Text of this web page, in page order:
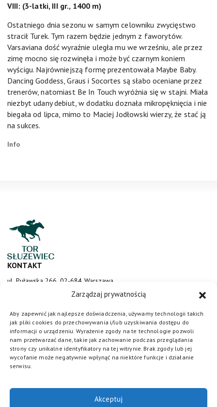
Zarządzaj prywatnością
Aby zapewnić jak najlepsze doświadczenia, używamy technologii takich
jak pliki cookies do przechowywania i/lub uzyskiwania dostępu do
informacji o urządzeniu. Wyrażenie zgody na te technologie pozwoli
nam przetwarzać dane, takie jak zachowanie podczas przeglądania
strony czy unikalne identyfikatory na tej witrynie. Brak zgody lub jej
wycofanie może negatywnie wpłynąć na niektóre funkcje i działanie
serwisu.
Akceptuj
VIII: (3-latki, III gr., 1400 m)
Ostatniego dnia sezonu w samym celowniku zwycięstwo
stracił Turek. Tym razem będzie jednym z faworytów.
Varsaviana dość wyraźnie uległa mu we wrześniu, ale przez
zimę mocno się rozwinęła i może być czarnym koniem
wyścigu. Najrówniejszą formę prezentowała Maybe Baby.
Dancing Goddess, Graus i Socortes są słabo oceniane przez
trenerów, natomiast Be In Touch wyróżnia się w stajni. Miała
niezbyt udany debiut, w dodatku doznała mikropęknięcia i nie
biegała od lipca, mimo to Maciej Jodłowski wierzy, że stać ją
na sukces.
Info
KONTAKT
ul. Puławska 266, 02-684 Warszawa
sluzewiec@totalizator.pl
KONTAKT DLA MEDIÓW
media@torsluzewiec.pl
DOŁĄCZ DO NAS